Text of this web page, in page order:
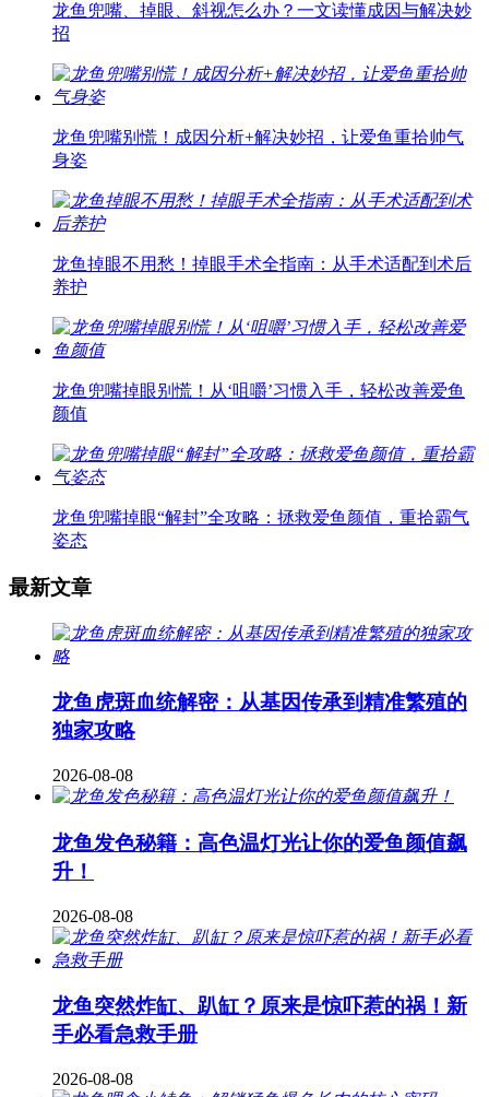
龙鱼兜嘴、掉眼、斜视怎么办？一文读懂成因与解决妙
招
龙鱼兜嘴别慌！成因分析+解决妙招，让爱鱼重拾帅气
身姿
龙鱼掉眼不用愁！掉眼手术全指南：从手术适配到术后
养护
龙鱼兜嘴掉眼别慌！从‘咀嚼’习惯入手，轻松改善爱鱼
颜值
龙鱼兜嘴掉眼“解封”全攻略：拯救爱鱼颜值，重拾霸气
姿态
最新文章
龙鱼虎斑血统解密：从基因传承到精准繁殖的
独家攻略
2026-08-08
龙鱼发色秘籍：高色温灯光让你的爱鱼颜值飙
升！
2026-08-08
龙鱼突然炸缸、趴缸？原来是惊吓惹的祸！新
手必看急救手册
2026-08-08